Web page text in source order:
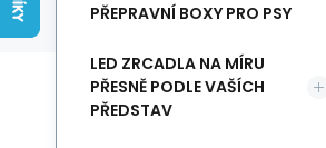
PŘEPRAVNÍ BOXY PRO PSY
LED ZRCADLA NA MÍRU
PŘESNĚ PODLE VAŠÍCH
PŘEDSTAV